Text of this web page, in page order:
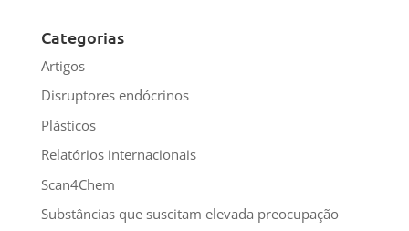
Categorias
Artigos
Disruptores endócrinos
Plásticos
Relatórios internacionais
Scan4Chem
Substâncias que suscitam elevada preocupação